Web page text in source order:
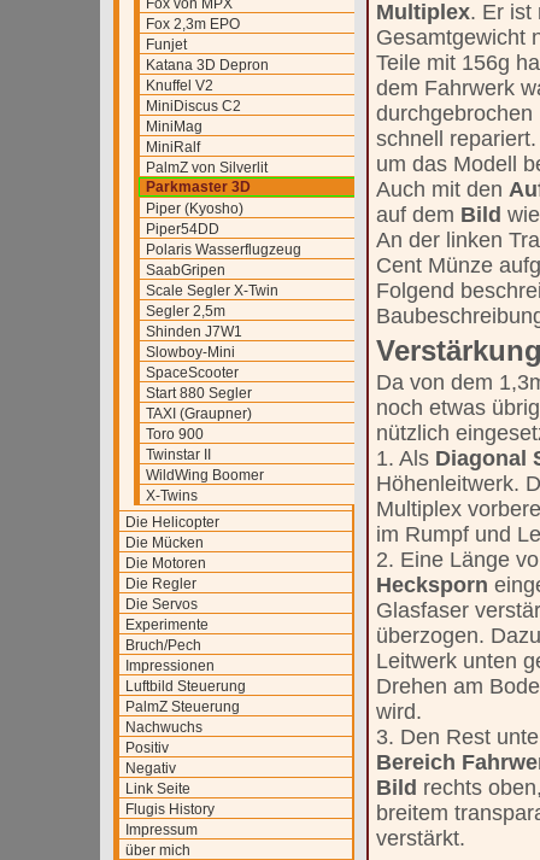
Fox von MPX
Fox 2,3m EPO
Funjet
Katana 3D Depron
Knuffel V2
MiniDiscus C2
MiniMag
MiniRalf
PalmZ von Silverlit
Parkmaster 3D
Piper (Kyosho)
Piper54DD
Polaris Wasserflugzeug
SaabGripen
Scale Segler X-Twin
Segler 2,5m
Shinden J7W1
Slowboy-Mini
SpaceScooter
Start 880 Segler
TAXI (Graupner)
Toro 900
Twinstar II
WildWing Boomer
X-Twins
Die Helicopter
Die Mücken
Die Motoren
Die Regler
Die Servos
Experimente
Bruch/Pech
Impressionen
Luftbild Steuerung
PalmZ Steuerung
Nachwuchs
Positiv
Negativ
Link Seite
Flugis History
Impressum
über mich
Multiplex. Er ist
Gesamtgewicht
Teile mit 156g
dem Fahrwerk
schnell
um das Modell
Auch mit den
auf dem Bild
An der linken
Cent Münze
Folgend
Da von dem
noch etwas
nützlich
1. Als Diagonal
Höhenleitwerk.
Multiplex
im Rumpf und
2. Eine Länge
Hecksporn
Glasfaser
überzogen.
Leitwerk unten
Drehen am
wird.
3. Den Rest
Bereich
Bild rechts
breitem
verstärkt.